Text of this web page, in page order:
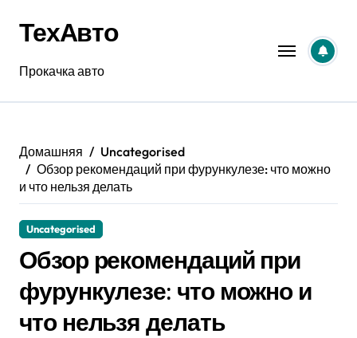
содержанию
ТехАвто
Прокачка авто
Домашняя
Uncategorised
Обзор рекомендаций при фурункулезе: что можно
и что нельзя делать
Uncategorised
Обзор рекомендаций при
фурункулезе: что можно и
что нельзя делать